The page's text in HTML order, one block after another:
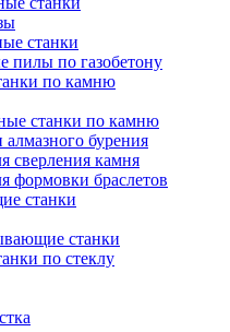
станки
пилы по газобетону
по камню
станки по камню
алмазного бурения
сверления камня
формовки браслетов
станки
станки
по стеклу